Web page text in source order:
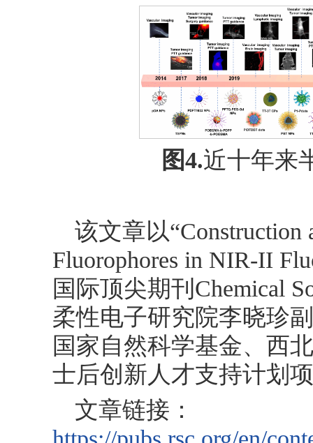
图4.近十年来
该文章以“Construction
Fluorophores in NIR-II
国际顶尖期刊Chemical
柔性电子研究院李晓珍
国家自然科学基金、西
士后创新人才支持计划
文章链接：